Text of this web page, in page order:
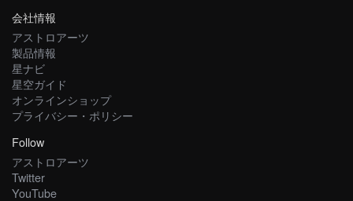
会社情報
アストロアーツ
製品情報
星ナビ
星空ガイド
オンラインショップ
プライバシー・ポリシー
Follow
アストロアーツ
Twitter
YouTube